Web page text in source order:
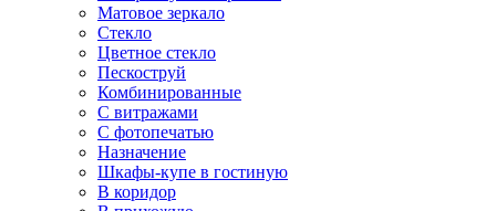
Матовое зеркало
Стекло
Цветное стекло
Пескоструй
Комбинированные
С витражами
С фотопечатью
Назначение
Шкафы-купе в гостиную
В коридор